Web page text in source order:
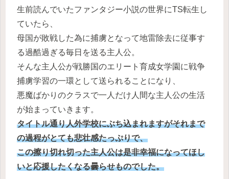
生前読んでいたファンタジー小説の世界にTS転生し
ていたら、
母国が敗戦した為に捕虜となって地雷除去に従事す
る過酷過ぎる毎日を送る主人公。
そんな主人公が戦勝国のエリート育成女学園に戦争
捕虜学習の一環として送られることになり、
悪魔ばかりのクラスで一人だけ人間な主人公の生活
が始まっていきます。
タイトル通り人外学校にぶち込まれますがそれまで
の過程がとても悲壮感たっぷりで、
この擦り切れ切った主人公は是非幸福になってほし
いと応援したくなる曇らせものでした。